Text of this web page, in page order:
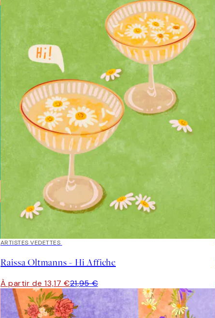
40%*
ARTISTES VEDETTES
Raissa Oltmanns - Hi Affiche
À partir de 13,17 €21,95 €